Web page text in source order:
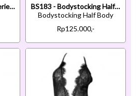
L1247 - Baju Tidur Lingerie Teddy Bodysuit Dress Halter Macan Tutul Coklat Transparan Open Cup Crotc
BS183 - Bodystocking Half Body Kemben Hitam Transparan
Bodystocking Half Body
Rp125.000,-